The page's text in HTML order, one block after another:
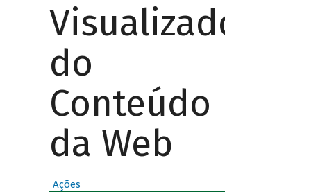
Visualizador
do
Conteúdo
da Web
Ações